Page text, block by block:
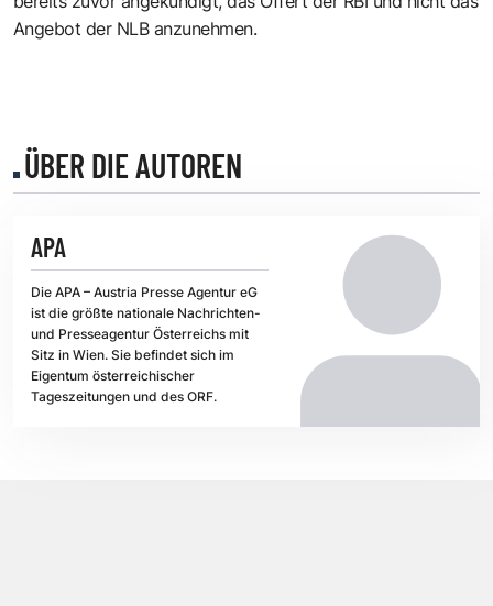
Angebot der NLB anzunehmen.
ÜBER DIE AUTOREN
APA
Die APA – Austria Presse Agentur eG
ist die größte nationale Nachrichten-
und Presseagentur Österreichs mit
Sitz in Wien. Sie befindet sich im
Eigentum österreichischer
Tageszeitungen und des ORF.